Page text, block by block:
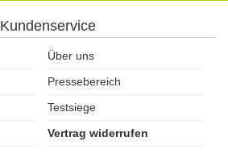
Kundenservice
Über uns
Pressebereich
Testsiege
Vertrag widerrufen